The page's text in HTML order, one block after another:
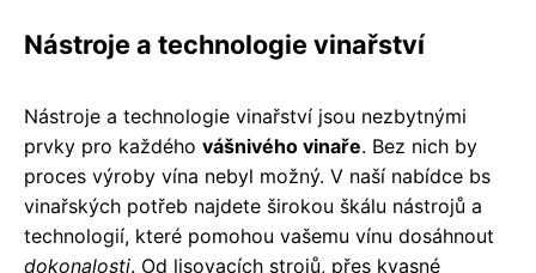
Nástroje a technologie vinařství
Nástroje a technologie vinařství jsou nezbytnými
prvky pro každého vášnivého vinaře. Bez nich by
proces výroby vína nebyl možný. V naší nabídce bs
vinařských potřeb najdete širokou škálu nástrojů a
technologií, které pomohou vašemu vínu dosáhnout
dokonalosti. Od lisovacích strojů, přes kvasné